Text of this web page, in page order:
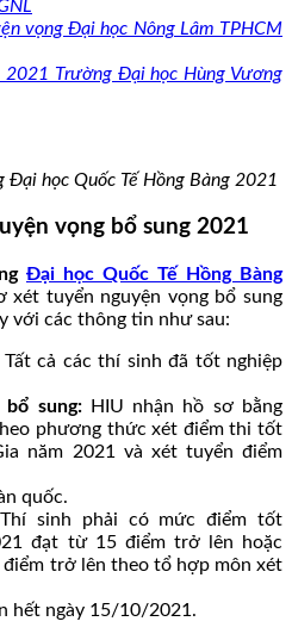
vọng Đại học Nông Lâm TPHCM
2021 Trường Đại học Hùng Vương
Đại học Quốc Tế Hồng Bàng 2021
vọng bổ sung 2021
Đại học Quốc Tế Hồng Bàng
xét tuyển nguyện vọng bổ sung
với các thông tin như sau:
Tất cả các thí sinh đã tốt nghiệp
sung:HIU nhận hồ sơ bằng
phương thức xét điểm thi tốt
năm 2021 và xét tuyển điểm
quốc.
Thí sinh phải có mức điểm tốt
đạt từ 15 điểm trở lên hoặc
trở lên theo tổ hợp môn xét
hết ngày 15/10/2021.